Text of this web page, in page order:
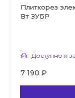
Плиткорез
Вт ЗУБР
Доступно к
7 190 ₽